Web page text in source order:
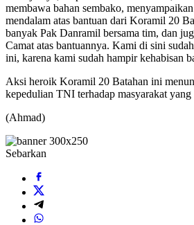
membawa bahan sembako,
mendalam atas bantuan dari Koramil 20
banyak Pak Danramil bersama tim, dan
Camat atas bantuannya. Kami di sini
ini, karena kami sudah hampir kehabisan
Aksi heroik Koramil 20 Batahan ini
kepedulian TNI terhadap masyarakat
(Ahmad)
Sebarkan